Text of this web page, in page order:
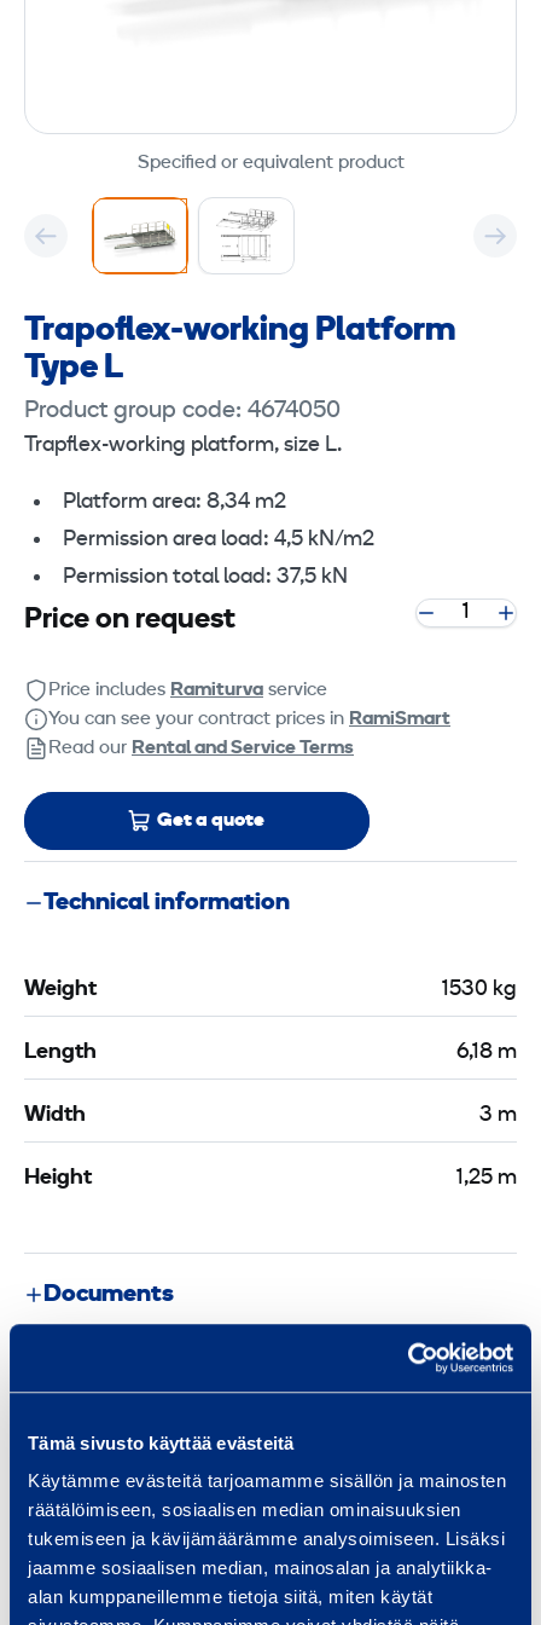
Tämä sivusto käyttää evästeitä
Käytämme evästeitä tarjoamamme sisällön ja mainosten
räätälöimiseen, sosiaalisen median ominaisuuksien
tukemiseen ja kävijämäärämme analysoimiseen. Lisäksi
jaamme sosiaalisen median, mainosalan ja analytiikka-
alan kumppaneillemme tietoja siitä, miten käytät
Specified or equivalent product
Trapoflex-working Platform
Type L
Product group code: 4674050
Trapflex-working platform, size L.
Platform area: 8,34 m2
Permission area load: 4,5 kN/m2
Permission total load: 37,5 kN
Price on request
Price includes Ramiturva service
You can see your contract prices in RamiSmart
Read our Rental and Service Terms
Get a quote
Technical information
Weight 1530 kg
Length 6,18 m
Width 3 m
Height 1,25 m
Documents
Similar products
T
r
a